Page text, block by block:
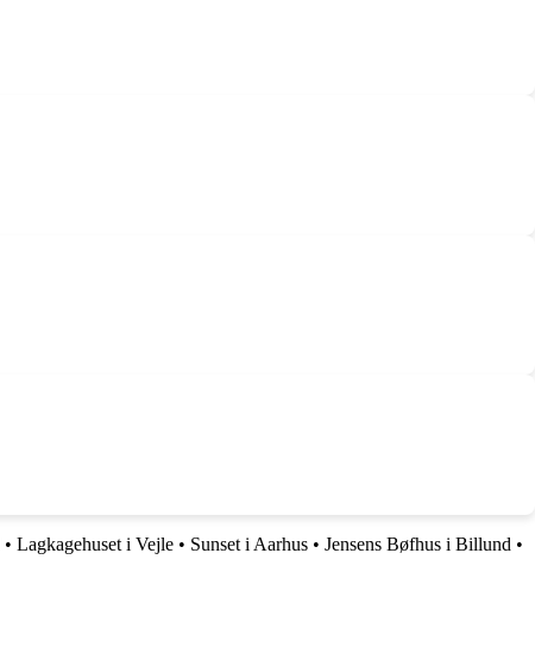
• Lagkagehuset i Vejle • Sunset i Aarhus • Jensens Bøfhus i Billund •